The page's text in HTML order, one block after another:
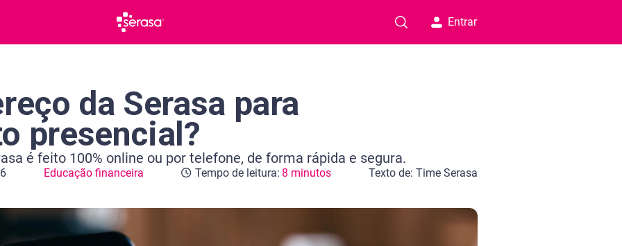
Entrar
da Serasa para
presencial?
é feito 100% online ou por telefone, de forma rápida e segura.
Educação financeira Tempo de leitura: 8 minutos Texto de: Time Serasa